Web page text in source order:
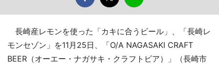
長崎産レモンを使った「カキに合うビール」、「長崎レ
モンセゾン」を11月25日、「O/A NAGASAKI CRAFT
BEER（オーエー・ナガサキ・クラフトビア）」（長崎市